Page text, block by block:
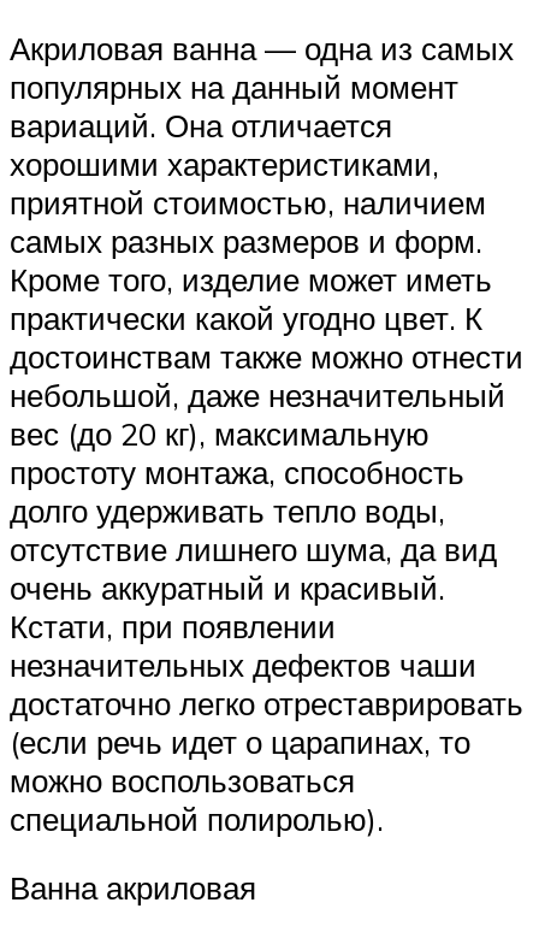
Акриловая ванна — одна из самых
популярных на данный момент
вариаций. Она отличается
хорошими характеристиками,
приятной стоимостью, наличием
самых разных размеров и форм.
Кроме того, изделие может иметь
практически какой угодно цвет. К
достоинствам также можно отнести
небольшой, даже незначительный
вес (до 20 кг), максимальную
простоту монтажа, способность
долго удерживать тепло воды,
отсутствие лишнего шума, да вид
очень аккуратный и красивый.
Кстати, при появлении
незначительных дефектов чаши
достаточно легко отреставрировать
(если речь идет о царапинах, то
можно воспользоваться
специальной полиролью).
Ванна акриловая